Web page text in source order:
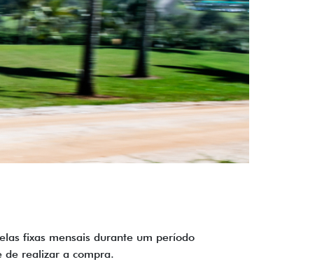
fixas mensais durante um período
de realizar a compra.